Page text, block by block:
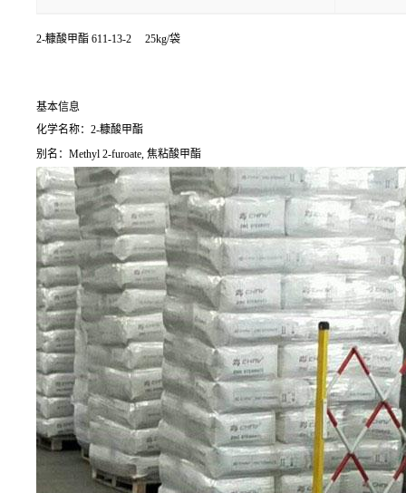
2-糠酸甲酯 611-13-2 25kg/袋
基本信息
化学名称：2-糠酸甲酯
别名：Methyl 2-furoate, 焦粘酸甲酯